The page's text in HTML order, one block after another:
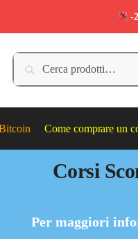
Cerca:
Cerca
Come comprare un
Corsi
Per maggiori
-